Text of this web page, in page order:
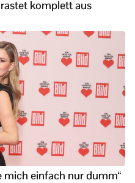
komplett aus
mich einfach nur dumm“